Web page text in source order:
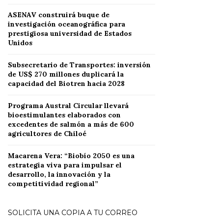
ASENAV construirá buque de
investigación oceanográfica para
prestigiosa universidad de Estados
Unidos
Subsecretario de Transportes: inversión
de US$ 270 millones duplicará la
capacidad del Biotren hacia 2028
Programa Austral Circular llevará
bioestimulantes elaborados con
excedentes de salmón a más de 600
agricultores de Chiloé
Macarena Vera: “Biobío 2050 es una
estrategia viva para impulsar el
desarrollo, la innovación y la
competitividad regional”
SOLICITA UNA COPIA A TU CORREO